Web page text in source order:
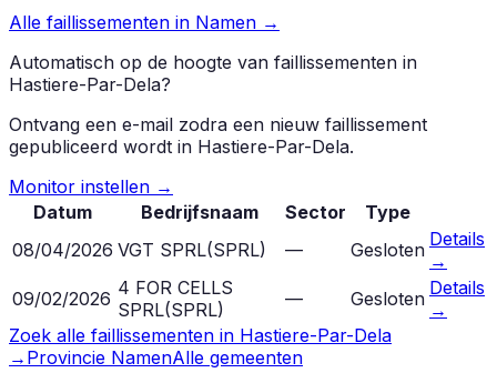
Alle faillissementen in Namen →
Automatisch op de hoogte van faillissementen in
Hastiere-Par-Dela?
Ontvang een e-mail zodra een nieuw faillissement
gepubliceerd wordt in Hastiere-Par-Dela.
Monitor instellen →
Datum
Bedrijfsnaam Sector
Type
08/04/2026 VGT SPRL(SPRL) — Gesloten Details
→
09/02/2026 4 FOR CELLS
SPRL(SPRL) — Gesloten Details
→
Zoek alle faillissementen in Hastiere-Par-Dela
→ Provincie NamenAlle gemeenten